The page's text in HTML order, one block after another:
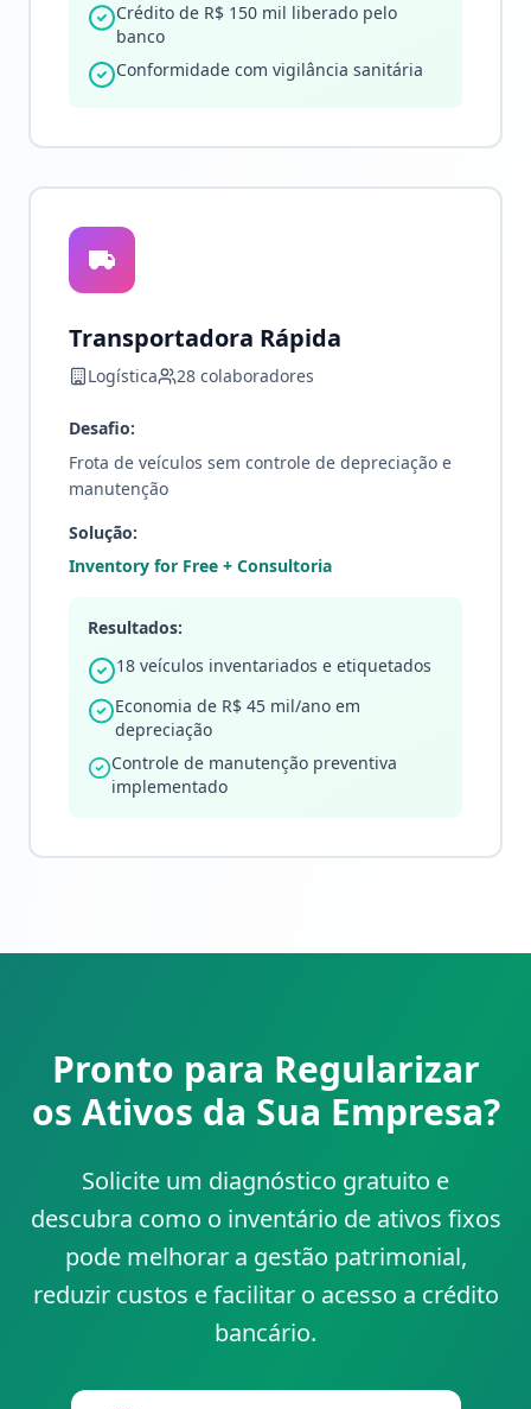
Crédito de R$ 150 mil liberado pelo
banco
Conformidade com vigilância sanitária
Transportadora Rápida
Logística 28 colaboradores
Desafio:
Frota de veículos sem controle de depreciação e
manutenção
Solução:
Inventory for Free + Consultoria
Resultados:
18 veículos inventariados e etiquetados
Economia de R$ 45 mil/ano em
depreciação
Controle de manutenção preventiva
implementado
Pronto para Regularizar
os Ativos da Sua Empresa?
Solicite um diagnóstico gratuito e
descubra como o inventário de ativos fixos
pode melhorar a gestão patrimonial,
reduzir custos e facilitar o acesso a crédito
bancário.